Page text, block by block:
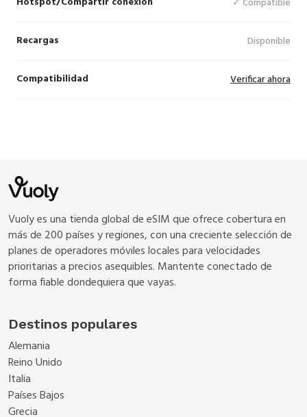
Recargas Disponible
Compatibilidad Verificar ahora
Vuoly es una tienda global de eSIM que ofrece cobertura en
más de 200 países y regiones, con una creciente selección de
planes de operadores móviles locales para velocidades
prioritarias a precios asequibles. Mantente conectado de
forma fiable dondequiera que vayas.
Destinos populares
Alemania
Reino Unido
Italia
Países Bajos
Grecia